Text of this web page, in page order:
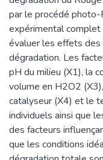
par le procédé
expérimental complet
évaluer les effets
dégradation. Les
pH du milieu (X1), la
volume en H2O2
catalyseur (X4) et le
individuels ainsi que
des facteurs
que les conditions